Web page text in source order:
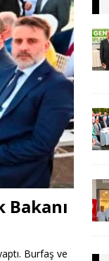
Bakanı
Burfaş ve